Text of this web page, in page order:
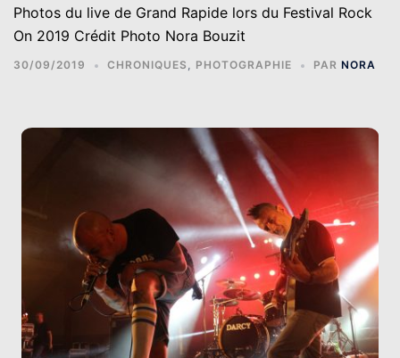
Photos du live de Grand Rapide lors du Festival Rock
On 2019 Crédit Photo Nora Bouzit
30/09/2019 CHRONIQUES , PHOTOGRAPHIE PAR NORA